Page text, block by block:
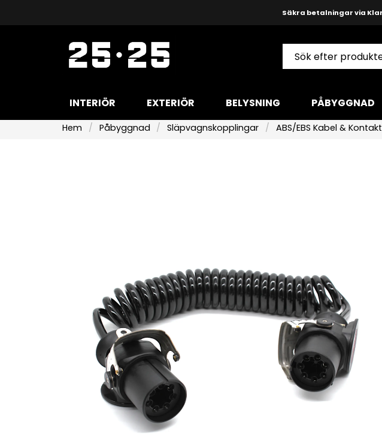
Snabba leveranser med
Produktkunnig och hjälpsam
INTERIÖR EXTERIÖR BELYSNING PÅBYGGNAD
Hem Påbyggnad Släpvagnskopplingar ABS/EBS Kabel &